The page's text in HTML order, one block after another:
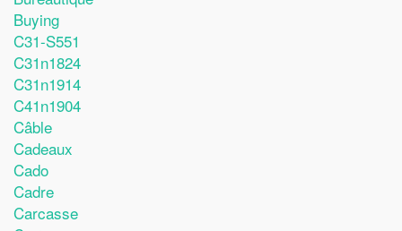
Buying
C31-S551
C31n1824
C31n1914
C41n1904
Câble
Cadeaux
Cado
Cadre
Carcasse